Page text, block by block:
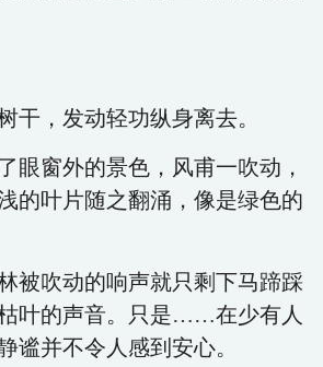
干，发动轻功纵身离去。
眼窗外的景色，风甫一吹动，
的叶片随之翻涌，像是绿色的
被吹动的响声就只剩下马蹄踩
叶的声音。只是……在少有人
谧并不令人感到安心。